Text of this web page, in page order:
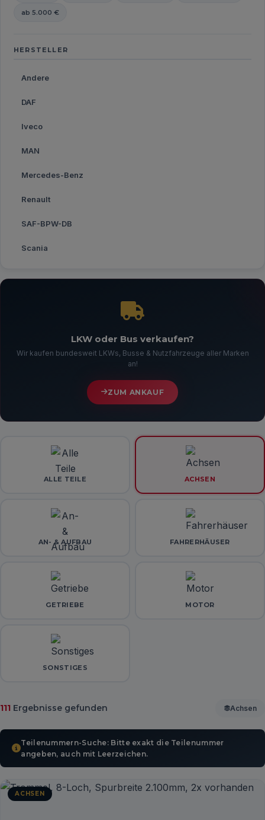
ab 5.000 €
HERSTELLER
Andere
DAF
Iveco
MAN
Mercedes-Benz
Renault
SAF-BPW-DB
Scania
LKW oder Bus verkaufen?
Wir kaufen bundesweit LKWs, Busse & Nutzfahrzeuge aller Marken
an!
ZUM ANKAUF
ALLE TEILE ACHSEN
AN- & AUFBAU FAHRERHÄUSER
GETRIEBE MOTOR
SONSTIGES
111 Ergebnisse gefunden Achsen
Teilenummern-Suche: Bitte exakt die Teilenummer
angeben, auch mit Leerzeichen.
ACHSEN